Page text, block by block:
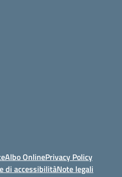
Albo OnlinePrivacy Policy
di accessibilitàNote legali